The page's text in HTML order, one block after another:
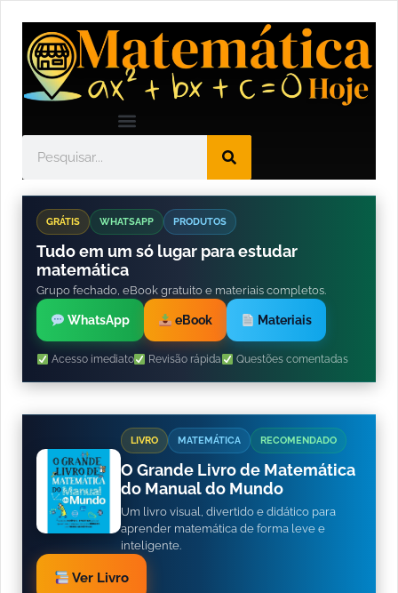
GRÁTIS WHATSAPP PRODUTOS
Tudo em um só lugar para estudar
matemática
Grupo fechado, eBook gratuito e materiais completos.
WhatsApp eBook Materiais
Acesso imediato Revisão rápida Questões comentadas
LIVRO MATEMÁTICA RECOMENDADO
O Grande Livro de Matemática
do Manual do Mundo
Um livro visual, divertido e didático para
aprender matemática de forma leve e
inteligente.
Ver Livro